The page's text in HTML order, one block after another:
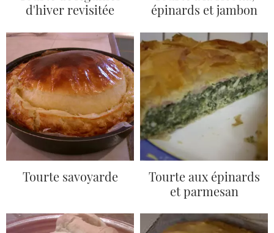
d'hiver revisitée
épinards et jambon
Tourte savoyarde
Tourte aux épinards
et parmesan